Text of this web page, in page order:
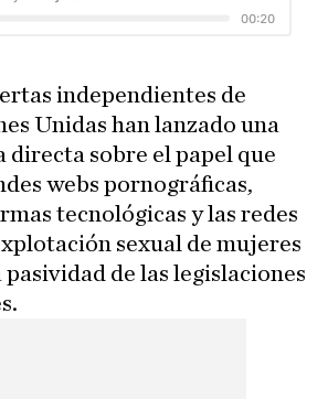
independientes de
Unidas han lanzado una
directa sobre el papel que
webs pornográficas,
tecnológicas y las redes
sexual de mujeres
pasividad de las legislaciones